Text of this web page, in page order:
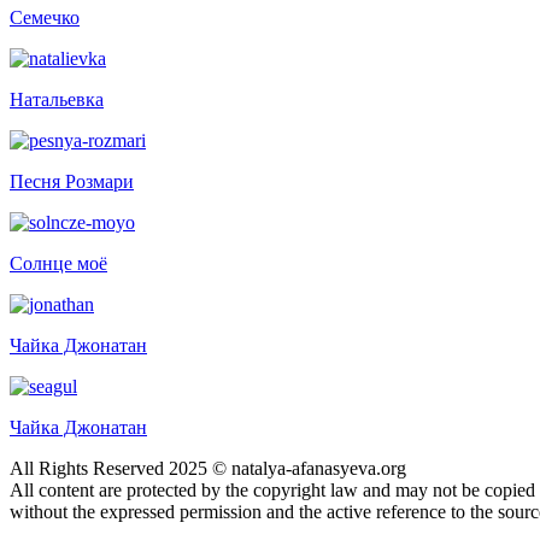
Семечко
Натальевка
Песня Розмари
Солнце моё
Чайка Джонатан
Чайка Джонатан
All Rights Reserved 2025 © natalya-afanasyeva.org
All content are protected by the copyright law and may not be copied
without the expressed permission and the active reference to the